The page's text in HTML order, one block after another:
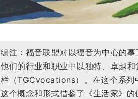
编注：福音联盟对以福音为中心的
他们的行业和职业中以独特、卓越
栏（TGCvocations）。在这个系列
这个概念和形式借鉴了 《生活家》